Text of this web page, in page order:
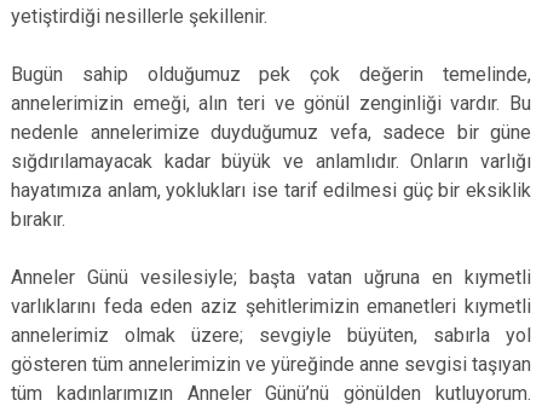
yetiştirdiği nesillerle şekillenir.
Bugün sahip olduğumuz pek çok değerin temelinde,
annelerimizin emeği, alın teri ve gönül zenginliği vardır. Bu
nedenle annelerimize duyduğumuz vefa, sadece bir güne
sığdırılamayacak kadar büyük ve anlamlıdır. Onların varlığı
hayatımıza anlam, yoklukları ise tarif edilmesi güç bir eksiklik
bırakır.
Anneler Günü vesilesiyle; başta vatan uğruna en kıymetli
varlıklarını feda eden aziz şehitlerimizin emanetleri kıymetli
annelerimiz olmak üzere; sevgiyle büyüten, sabırla yol
gösteren tüm annelerimizin ve yüreğinde anne sevgisi taşıyan
tüm kadınlarımızın Anneler Günü’nü gönülden kutluyorum.